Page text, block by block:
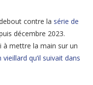
contre la série de
décembre 2023.
à mettre la main sur un
qu’il suivait dans